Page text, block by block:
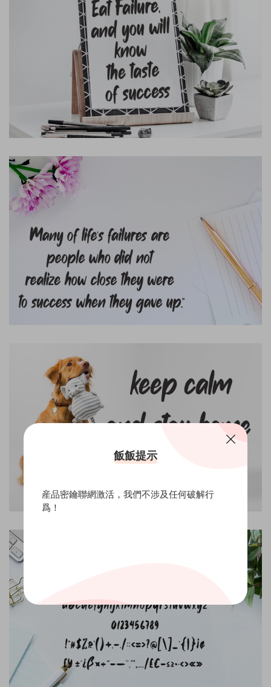
飯飯提示
産品密鑰聯網激活，我們不涉及任何破解行
爲！